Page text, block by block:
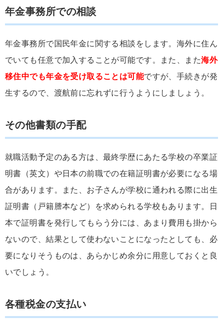
年金事務所での相談
年金事務所で国民年金に関する相談をします。海外に住ん
でいても任意で加入することが可能です。また、また海外
移住中でも年金を受け取ることは可能ですが、手続きが発
生するので、渡航前に忘れずに行うようにしましょう。
その他書類の手配
就職活動予定のある方は、最終学歴にあたる学校の卒業証
明書（英文）や日本の前職での在籍証明書が必要になる場
合があります。また、お子さんが学校に通われる際に出生
証明書（戸籍謄本など）を求められる学校もあります。日
本で証明書を発行してもらう分には、あまり費用も掛から
ないので、結果として使わないことになったとしても、必
要になりそうものは、あらかじめ余分に用意しておくと良
いでしょう。
各種税金の支払い